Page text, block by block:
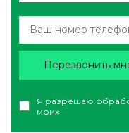
Я разрешаю
моих
Перезвонить